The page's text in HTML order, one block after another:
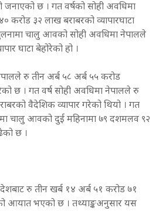
जनाएको छ । गत वर्षको सोही अवधिमा
करोड ३२ लाख बराबरको व्यापारघाटा
चालु आवको सोही अवधिमा नेपालले
घाटा बेहोरेको हो ।
रु तीन अर्ब ५८ अर्ब ५५ करोड
छ । गत वर्ष सोही अवधिमा नेपालले रु
वैदेशिक व्यापार गरेको थियो । गत
चालु आवको दुई महिनामा ७९ दशमलव ९२
छ ।
रु तीन खर्ब १४ अर्ब ५१ करोड ७१
आयात भएको छ । तथ्याङ्कअनुसार यस